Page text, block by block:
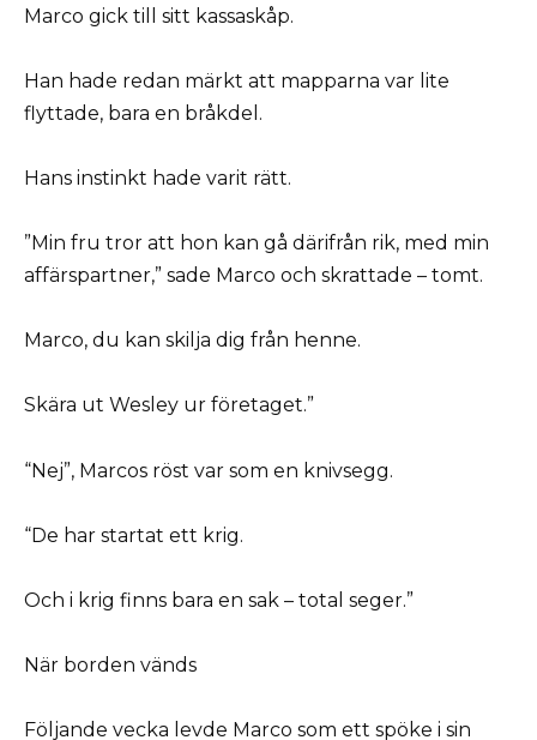
Marco gick till sitt kassaskåp.
Han hade redan märkt att mapparna var lite
flyttade, bara en bråkdel.
Hans instinkt hade varit rätt.
”Min fru tror att hon kan gå därifrån rik, med min
affärspartner,” sade Marco och skrattade – tomt.
Marco, du kan skilja dig från henne.
Skära ut Wesley ur företaget.”
“Nej”, Marcos röst var som en knivsegg.
“De har startat ett krig.
Och i krig finns bara en sak – total seger.”
När borden vänds
Följande vecka levde Marco som ett spöke i sin